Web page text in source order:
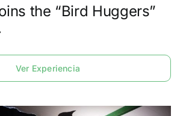
the “Bird Huggers”
Ver Experiencia